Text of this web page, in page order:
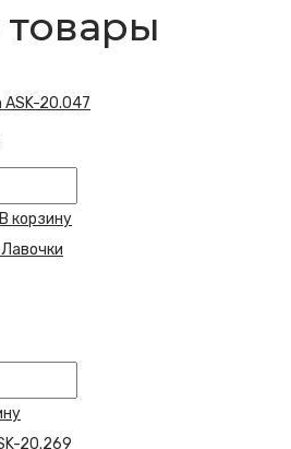
В корзину